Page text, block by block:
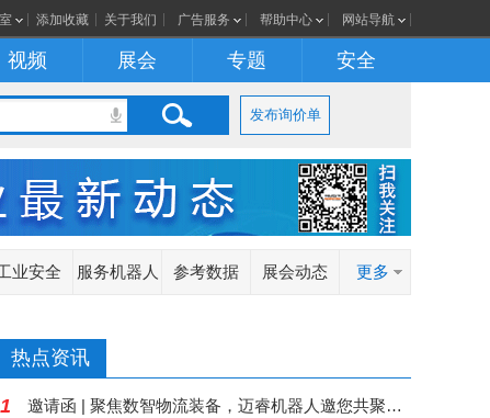
添加收藏 关于我们 广告服务 帮助中心 网站导航
视频 展会 专题 安全
发布询价单
业安全 服务机器人 参考数据 展会动态 更多
热点资讯
1 邀请函 | 聚焦数智物流装备，迈睿机器人邀您共聚青岛APIE2026